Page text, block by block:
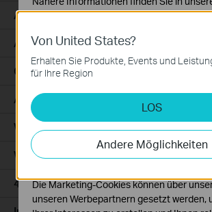
Access
Access Pro
GPON
Agile
Wired Gateways
WiFi Gateways
4G/5G WiFi Gateways
Von United States?
Erhalten Sie Produkte, Events und
für Ihre Region
LOS
Andere Möglichkeiten
Datenschutzhinweisen.
Notwendige Cookies
erforderlich und können in Ihren
Analyse- und Marketing-Cookies
Analyse-Cookies ermöglichen es uns,
auf unserer Website zu analysieren, um die
Funktionsweise unserer Website zu
Die Marketing-Cookies können über
unseren Werbepartnern gesetzt werden,